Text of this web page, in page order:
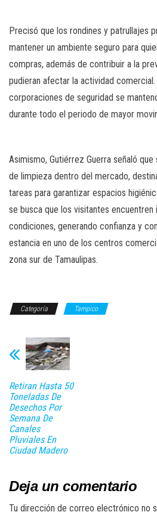
Precisó que los rondines y patrullajes
mantener un ambiente seguro para
compras, además de contribuir a la
pudieran afectar la actividad
corporaciones de seguridad se
durante todo el periodo de mayor
Asimismo, Gutiérrez Guerra señaló
de limpieza dentro del mercado,
tareas para garantizar espacios
se busca que los visitantes encuentren
condiciones, generando confianza y
estancia en uno de los centros
zona sur de Tamaulipas.
Categoría Tampico
Retiran Hasta 50
Toneladas De
Desechos Por
Semana De
Canales
Pluviales En
Ciudad Madero
Deja un comentario
Tu dirección de correo electrónico no